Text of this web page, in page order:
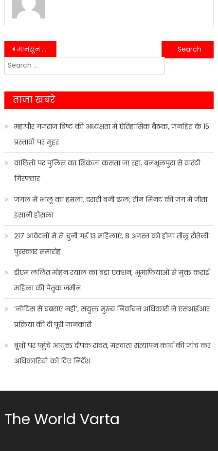
Post
navigation
मानसून ने पकड़ी रफ्तार, नौ जिलों में भारी बारिश का अलर्ट, लोगों से सतर्क रहने की अपील
स्वास्थ्य योजनाओं के प्रभावी क्रियान्वयन को लेकर डीएम रयाल की निजी अस्पतालों से अपील
Search
for:
ताजा खबरे
महापौर गजराज बिष्ट की अध्यक्षता में ऐतिहासिक बैठक, जनहित के 15
प्रस्तावों पर मुहर
वांछितों पर पुलिस का शिकंजा कसता जा रहा, बनभूलपुरा से वारंटी
गिरफ्तार
जंगल में भालू का हमला, दराती बनी ढाल; तीन मिनट की जंग में जीता
इंसानी हौसला
217 आवेदनों में से चुनी गईं 13 महिलाएं, 8 अगस्त को होगा तीलू रौतेली
पुरस्कार समारोह
डीएम ललित मोहन रयाल का बड़ा एक्शन, भूमाफियाओं से मुक्त कराई
महिला की पैतृक जमीन
‘नोटिस से घबराएं नहीं’, संयुक्त मुख्य निर्वाचन अधिकारी ने एसआईआर
प्रक्रिया की दी पूरी जानकारी
बूथों पर पहुंचे आयुक्त दीपक रावत, मतदाता सत्यापन कार्य की जांच कर
अधिकारियों को दिए निर्देश
The World Varta